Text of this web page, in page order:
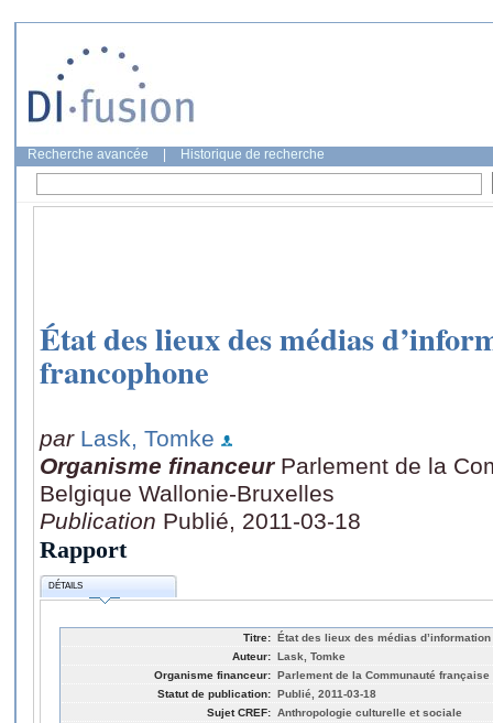
Recherche avancée Historique de recherche
État des lieux des médias
francophone
par Lask, Tomke
Organisme financeur Parlement de la
Belgique Wallonie-Bruxelles
Publication Publié, 2011-03-18
Rapport
DÉTAILS
Titre: État des lieux des médias
Auteur: Lask, Tomke
Organisme financeur: Parlement de la Communauté
Statut de publication: Publié, 2011-03-18
Sujet CREF: Anthropologie culturelle et sociale